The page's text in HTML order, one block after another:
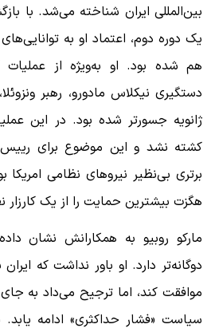
بین‌المللی ایران شناخته می‌شد. با
یک دوره دوم، اعتماد او به
هم شده بود. او به‌ویژه از عملیات
ژانویه جسورتر شده بود. در این
کشته نشد و این موضوع برای
برتری بی‌نظیر نیروهای نظامی امریکا
هگزت بیشترین حمایت را از یک کارزار
مارکو روبیو به همکارانش نشان
دوگانه‌تر دارد. او باور نداشت که
موافقت کند، اما ترجیح می‌داد به‌
سیاست «فشار حداکثری» ادامه یابد.